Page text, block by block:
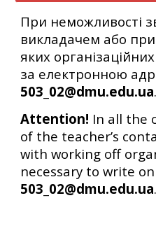
При неможливості
викладачем або
яких
за електронною
503_02@dmu.edu.ua.
Attention! In all the
of the teacher’s
with working off
necessary to write
503_02@dmu.edu.ua.